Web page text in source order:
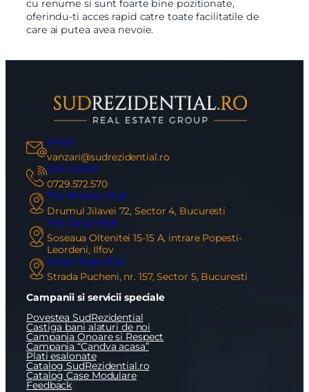
cu renume si sunt foarte bine pozitionate,
oferindu-ti acces rapid catre toate facilitatile de
care ai putea avea nevoie.
Email
vanzari@sudrezidential.ro
Call Center
0729.572.570
The Brokers Hub
Drumul Jilavei 72, Sector 4, Bucuresti
The Social Hub
Soseaua Oltenitei 15-15 A, intrare Popesti-
Leordeni, Ilfov
Urban Expo Hub
Strada Pucheni, nr. 157, Sector 5, Bucuresti
Campanii si servicii speciale
Povestea SudRezidential
Castiga bani alaturi de noi
Campania Onoare si Respect
Campania “Candva acasa”
Plati esalonate
Catalog SudRezidential.ro
Catalog Case Modulare
Feedback